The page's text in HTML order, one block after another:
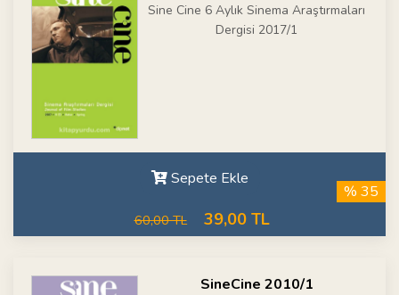
Sine Cine 6 Aylık Sinema Araştırmaları
Dergisi 2017/1
Sepete Ekle
60,00 TL 39,00 TL
% 35
SineCine 2010/1